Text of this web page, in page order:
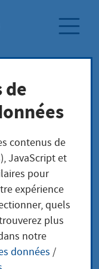
Dill-Kreis
Kreis
de
contenus de
JavaScript et
pour
expérience
quels
plus
notre
données /